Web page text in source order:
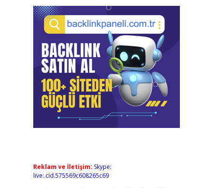
Reklam ve İletişim: Skype:
live:.cid.575569c608265c69